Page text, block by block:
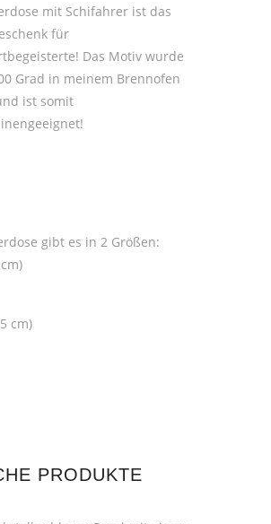
Stück
mit Schifahrer ist das
für
Das Motiv wurde
Grad in meinem Brennofen
ist somit
gibt es in 2 Größen:
cm)
PRODUKTE